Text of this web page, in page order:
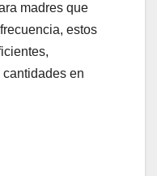
madres que
estos
en